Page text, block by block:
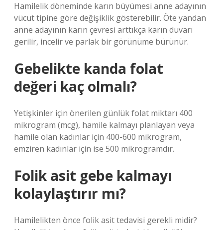
Hamilelik döneminde karın büyümesi anne adayının
vücut tipine göre değişiklik gösterebilir. Öte yandan
anne adayının karın çevresi arttıkça karın duvarı
gerilir, incelir ve parlak bir görünüme bürünür.
Gebelikte kanda folat
değeri kaç olmalı?
Yetişkinler için önerilen günlük folat miktarı 400
mikrogram (mcg), hamile kalmayı planlayan veya
hamile olan kadınlar için 400-600 mikrogram,
emziren kadınlar için ise 500 mikrogramdır.
Folik asit gebe kalmayı
kolaylaştırır mı?
Hamilelikten önce folik asit tedavisi gerekli midir?